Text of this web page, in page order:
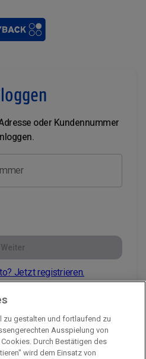
oder Kundennummer
Weiter
Jetzt registrieren.
zu gestalten und fortlaufend zu
Ausspielung von
Durch Bestätigen des
wird dem Einsatz von